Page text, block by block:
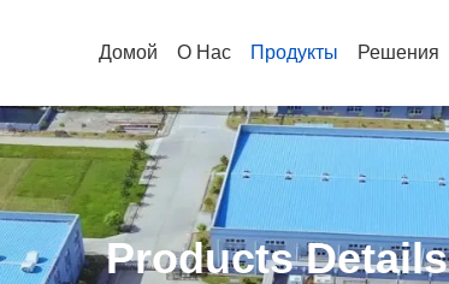
Домой О Нас Продукты Решения
Products Details